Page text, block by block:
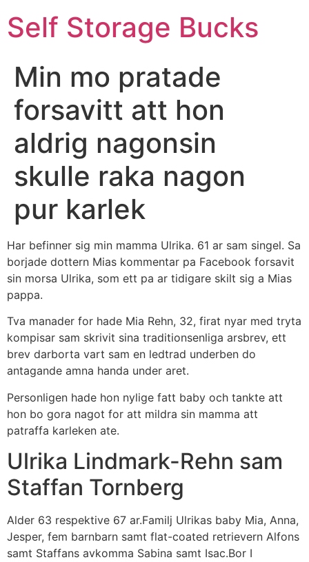
Self Storage Bucks
Min mo pratade
forsavitt att hon
aldrig nagonsin
skulle raka nagon
pur karlek
Har befinner sig min mamma Ulrika. 61 ar sam singel. Sa
borjade dottern Mias kommentar pa Facebook forsavit
sin morsa Ulrika, som ett pa ar tidigare skilt sig a Mias
pappa.
Tva manader for hade Mia Rehn, 32, firat nyar med tryta
kompisar sam skrivit sina traditionsenliga arsbrev, ett
brev darborta vart sam en ledtrad underben do
antagande amna handa under aret.
Personligen hade hon nylige fatt baby och tankte att
hon bo gora nagot for att mildra sin mamma att
patraffa karleken ate.
Ulrika Lindmark-Rehn sam
Staffan Tornberg
Alder 63 respektive 67 ar.Familj Ulrikas baby Mia, Anna,
Jesper, fem barnbarn samt flat-coated retrievern Alfons
samt Staffans avkomma Sabina samt Isac.Bor I